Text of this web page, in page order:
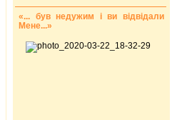
«... був недужим і ви відвідали
Мене...»